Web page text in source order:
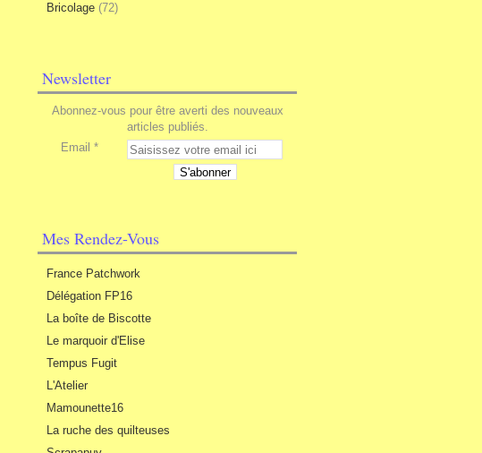
Bricolage (72)
Newsletter
Abonnez-vous pour être averti des nouveaux
articles publiés.
Email
Mes Rendez-Vous
France Patchwork
Délégation FP16
La boîte de Biscotte
Le marquoir d'Elise
Tempus Fugit
L'Atelier
Mamounette16
La ruche des quilteuses